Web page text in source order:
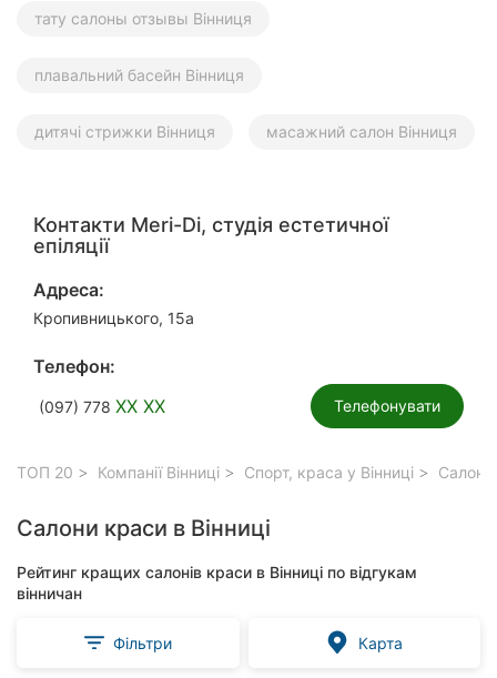
тату салоны отзывы Вінниця
плавальний басейн Вінниця
дитячі стрижки Вінниця масажний салон Вінниця
Контакти Meri-Di, студія естетичної
епіляції
Адреса:
Кропивницького, 15а
Телефон:
(097) 778 XX XX Телефонувати
ТОП 20 Компанії Вінниці Спорт, краса у Вінниці Салони
Салони краси в Вінниці
Рейтинг кращих салонів краси в Вінниці по відгукам
вінничан
Фільтри Карта